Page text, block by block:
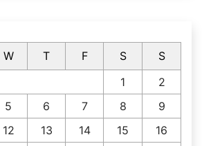
W T F S
S
1
2
5 6 7 8
9
12 13 14 15
16